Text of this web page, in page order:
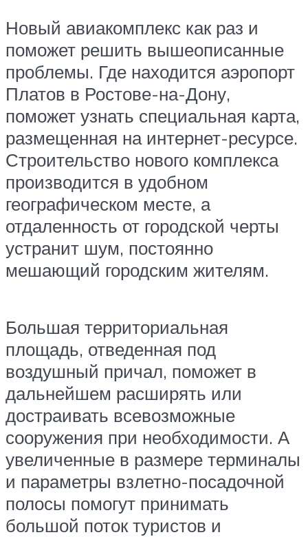
Новый авиакомплекс как раз и
поможет решить вышеописанные
проблемы. Где находится аэропорт
Платов в Ростове-на-Дону,
поможет узнать специальная карта,
размещенная на интернет-ресурсе.
Строительство нового комплекса
производится в удобном
географическом месте, а
отдаленность от городской черты
устранит шум, постоянно
мешающий городским жителям.
Большая территориальная
площадь, отведенная под
воздушный причал, поможет в
дальнейшем расширять или
достраивать всевозможные
сооружения при необходимости. А
увеличенные в размере терминалы
и параметры взлетно-посадочной
полосы помогут принимать
большой поток туристов и